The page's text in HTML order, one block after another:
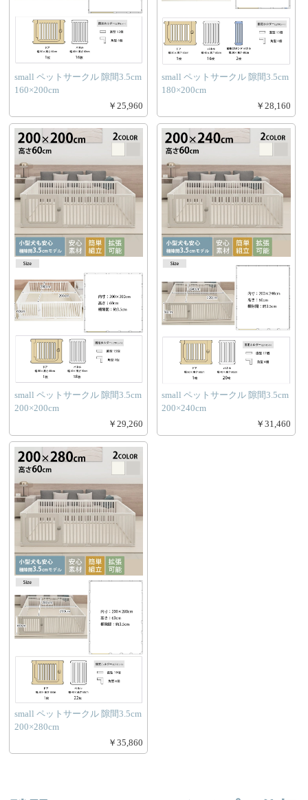
small ペットサークル 隙間3.5cm
160×200cm
￥25,960
small ペットサークル 隙間3.5cm
180×200cm
￥28,160
small ペットサークル 隙間3.5cm
200×200cm
￥29,260
small ペットサークル 隙間3.5cm
200×240cm
￥31,460
small ペットサークル 隙間3.5cm
200×280cm
￥35,860